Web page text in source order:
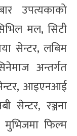
उपत्यकाको
मल, सिटी
सेन्टर, लबिम
अन्तर्गत
आइएनआई
सेन्टर, रञ्जना
फिल्म